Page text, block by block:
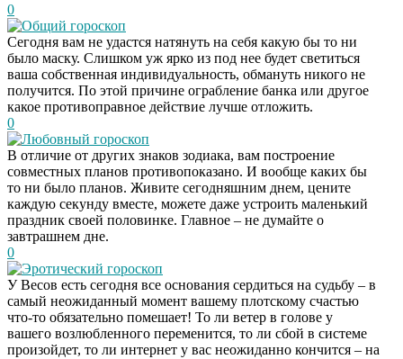
0
Общий гороскоп
Сегодня вам не удастся натянуть на себя какую бы то ни
было маску. Слишком уж ярко из под нее будет светиться
ваша собственная индивидуальность, обмануть никого не
получится. По этой причине ограбление банка или другое
какое противоправное действие лучше отложить.
0
Любовный гороскоп
В отличие от других знаков зодиака, вам построение
совместных планов противопоказано. И вообще каких бы
то ни было планов. Живите сегодняшним днем, цените
каждую секунду вместе, можете даже устроить маленький
праздник своей половинке. Главное – не думайте о
завтрашнем дне.
0
Эротический гороскоп
У Весов есть сегодня все основания сердиться на судьбу – в
самый неожиданный момент вашему плотскому счастью
что-то обязательно помешает! То ли ветер в голове у
вашего возлюбленного переменится, то ли сбой в системе
произойдет, то ли интернет у вас неожиданно кончится – на